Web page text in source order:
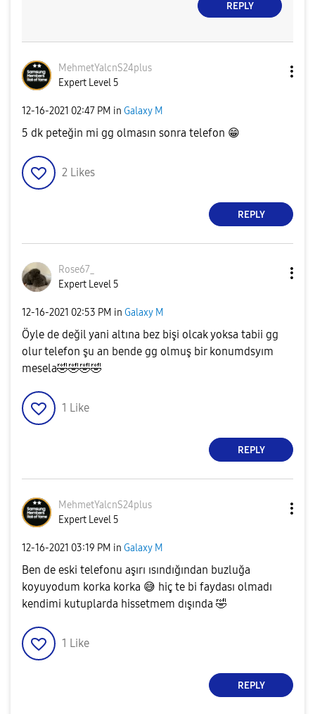
REPLY
MehmetYalcnS24plus
Expert Level 5
‎12-16-2021 02:47 PM in Galaxy M
5 dk peteğin mi gg olmasın sonra telefon 😁
2 Likes
REPLY
Rose67_
Expert Level 5
‎12-16-2021 02:53 PM in Galaxy M
Öyle de değil yani altına bez bişi olcak yoksa tabii gg
olur telefon şu an bende gg olmuş bir konumdsyım
mesela🤣🤣🤣🤣
1 Like
REPLY
MehmetYalcnS24plus
Expert Level 5
‎12-16-2021 03:19 PM in Galaxy M
Ben de eski telefonu aşırı ısındığından buzluğa
koyuyodum korka korka 😅 hiç te bi faydası olmadı
kendimi kutuplarda hissetmem dışında 🤣
1 Like
REPLY